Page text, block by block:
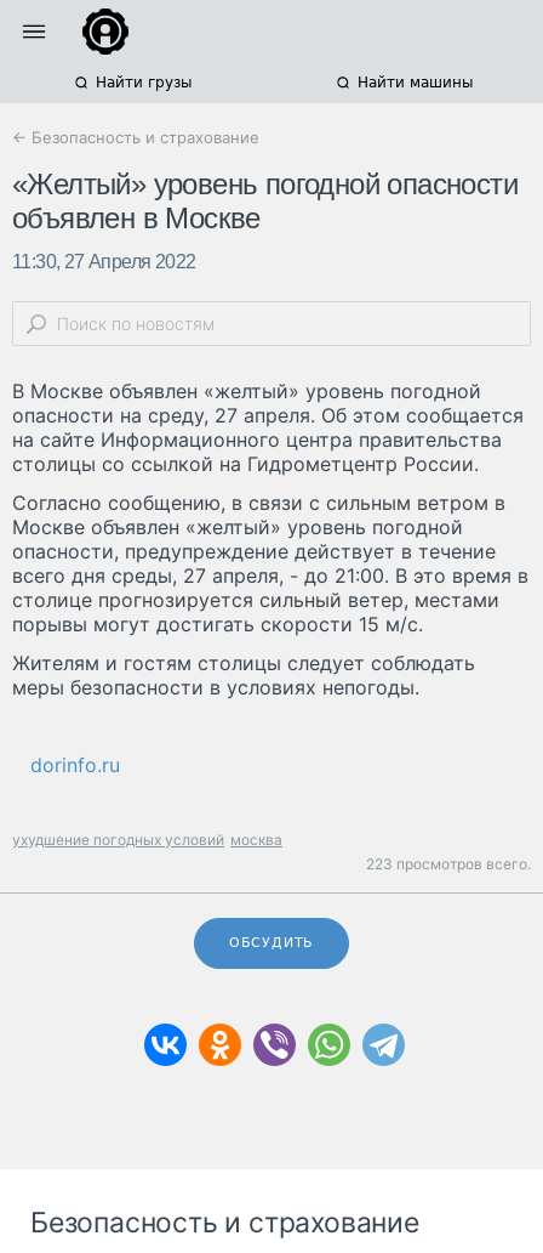
Найти грузы Найти машины
← Безопасность и страхование
«Желтый» уровень погодной опасности
объявлен в Москве
11:30, 27 Апреля 2022
В Москве объявлен «желтый» уровень погодной
опасности на среду, 27 апреля. Об этом сообщается
на сайте Информационного центра правительства
столицы со ссылкой на Гидрометцентр России.
Согласно сообщению, в связи с сильным ветром в
Москве объявлен «желтый» уровень погодной
опасности, предупреждение действует в течение
всего дня среды, 27 апреля, - до 21:00. В это время в
столице прогнозируется сильный ветер, местами
порывы могут достигать скорости 15 м/с.
Жителям и гостям столицы следует соблюдать
меры безопасности в условиях непогоды.
dorinfo.ru
ухудшение погодных условий москва
223 просмотров всего.
ОБСУДИТЬ
Безопасность и страхование